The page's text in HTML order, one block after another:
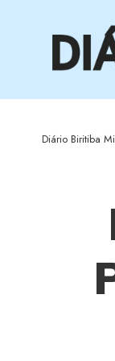
Diário Biritiba